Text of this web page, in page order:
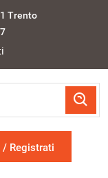
Trento
/ Registrati